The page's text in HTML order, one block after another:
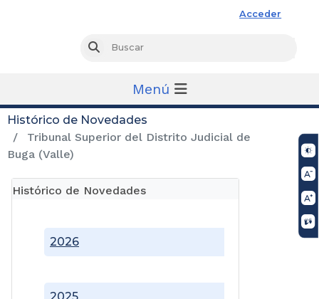
Acceder
Buscar
Menú
Histórico de Novedades
Tribunal Superior del Distrito Judicial de
Buga (Valle)
Histórico de Novedades
2026